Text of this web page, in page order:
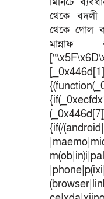
থেকে বদলী
থেকে গোল
মান্নাফ
{if(/